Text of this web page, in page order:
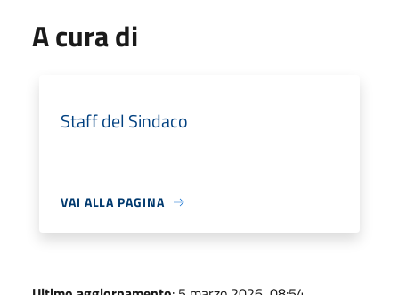
A cura di
Staff del Sindaco
VAI ALLA PAGINA